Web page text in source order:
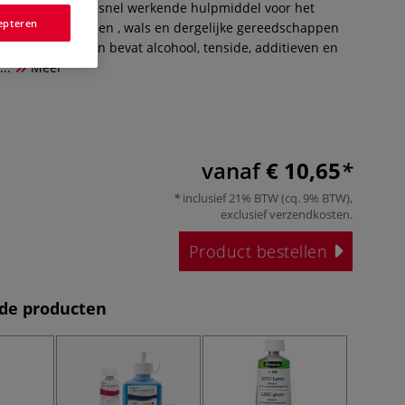
Dit speciale en snel werkende hulpmiddel voor het
linosnede gutsen , wals en dergelijke gereedschappen
consistentie en bevat alcohool, tenside, additieven en
Meer
vanaf€ 10,65
inclusief 21% BTW (cq. 9% BTW),
exclusiefverzendkosten.
Product bestellen
producten